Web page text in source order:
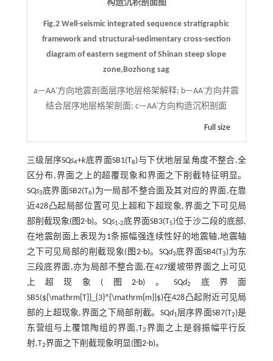
构造沉积剖面图
Fig.2 Well-seismic integrated sequence stratigraphic
framework and structural-sedimentary cross-section
diagram of eastern segment of Shinan steep slope
zone,Bozhong sag
a—AA'方向地震剖面层序地层格架解释; b—AA'方向井震
结合层序地层格架剖面; c—AA'方向构造沉积剖面
Full size
三级层序SQs4+k底界面SB1(T8)与下伏地层呈角度不整合,全
区分布,界面之上的超覆现象和界面之下削截特征明显。
SQs3底界面SB2(T6)为一局部不整合面及其对应的界面,在靠
近428凸起局部位置可见上超和下超现象,界面之下可见局
部削截现象(图2-b)。SQs1-2底界面SB3(T5)位于沙二段的底部,
在地震剖面上表现为1条振幅强连续性好的地震轴,地震轴
之下可见局部的削截现象( 图2-b)。SQd3底界面SB4(T3)为东
三段底界面,亦为局部不整合面,在427缓坡带界面之上可见
上超现象( 图2-b)。SQd2
底界面
SB5(${\mathrm{T}}_{3}^{\mathrm{m}}$)在428凸起附近可见局
部的上超现象,界面之下局部削截。SQd1层序界面SB7(T2)是
东营组与上覆馆陶组的界面,T2界面之上是弱振幅平行反
射,T2界面之下削截现象明显(图2-b)。